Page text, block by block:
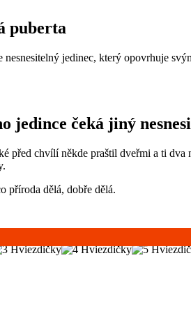
puberta
nesnesitelný jedinec, který opovrhuje
jedince čeká jiný
před chvílí někde praštil dveřmi a ti
příroda dělá, dobře dělá.